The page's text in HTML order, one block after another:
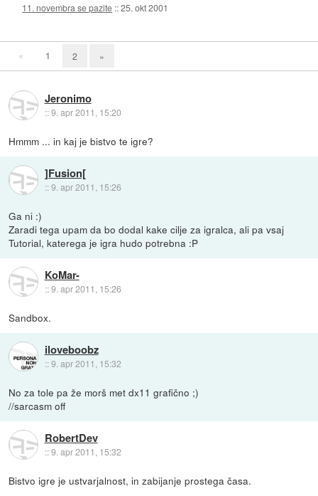
11. novembra se pazite ::25. okt 2001
« 1 2 »
Jeronimo
::9. apr 2011, 15:20
Hmmm ... in kaj je bistvo te igre?
]Fusion[
::9. apr 2011, 15:26
Ga ni :)
Zaradi tega upam da bo dodal kake cilje za igralca, ali pa vsaj
Tutorial, katerega je igra hudo potrebna :P
KoMar-
::9. apr 2011, 15:26
Sandbox.
iloveboobz
::9. apr 2011, 15:32
No za tole pa že morš met dx11 grafično ;)
//sarcasm off
RobertDev
::9. apr 2011, 15:32
Bistvo igre je ustvarjalnost, in zabijanje prostega časa.